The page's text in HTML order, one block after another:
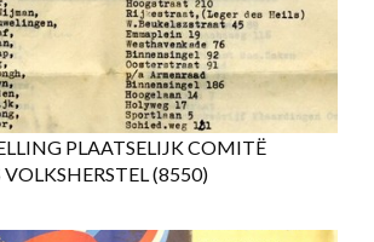
PLAATSELIJK COMITË
(8550)